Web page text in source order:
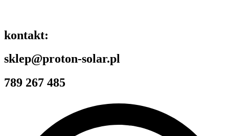
kontakt:
sklep@proton-solar.pl
789 267 485